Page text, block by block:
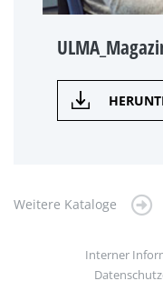
Weitere Kataloge
Interner